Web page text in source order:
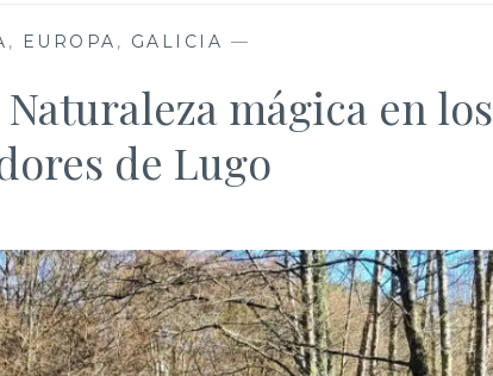
, EUROPA , GALICIA —
mágica en los
de Lugo